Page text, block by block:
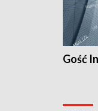
Gość